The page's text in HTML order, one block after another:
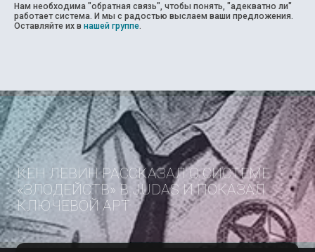
Нам необходима "обратная связь", чтобы понять, "адекватно ли"
работает система. И мы с радостью выслаем ваши предложения.
Оставляйте их в нашей группе
КЕН ЛЕВИН РАССКАЗАЛ О СИСТЕМЕ
«ЗЛОДЕЙСТВ» В JUDAS И ПОКАЗАЛ
КЛЮЧЕВОЙ АРТ